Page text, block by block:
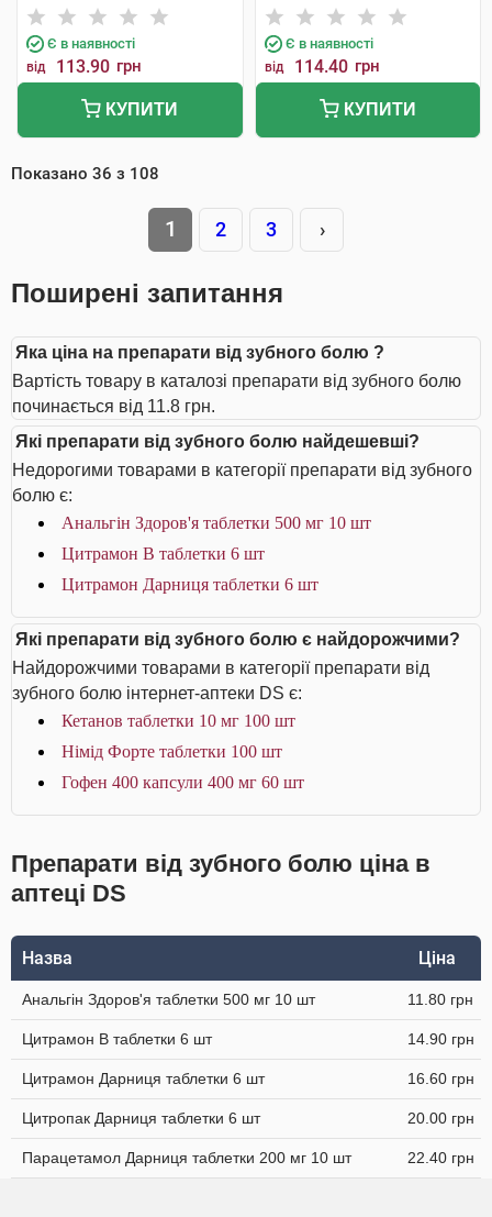
Інтернешнл
Є в наявності
від 113.90 грн
КУПИТИ
Інтернешнл
Є в наявності
від 114.40 грн
КУПИТИ
Показано 36 з 108
1 2 3 ›
Поширені запитання
Яка ціна на препарати від зубного болю ?
Вартість товару в каталозі препарати від зубного болю
починається від 11.8 грн.
Які препарати від зубного болю найдешевші?
Недорогими товарами в категорії препарати від зубного
болю є:
Анальгін Здоров'я таблетки 500 мг 10 шт
Цитрамон В таблетки 6 шт
Цитрамон Дарниця таблетки 6 шт
Які препарати від зубного болю є найдорожчими?
Найдорожчими товарами в категорії препарати від
зубного болю інтернет-аптеки DS є:
Кетанов таблетки 10 мг 100 шт
Німід Форте таблетки 100 шт
Гофен 400 капсули 400 мг 60 шт
Препарати від зубного болю ціна в
аптеці DS
Назва Ціна
Анальгін Здоров'я таблетки 500 мг 10 шт 11.80 грн
Цитрамон В таблетки 6 шт 14.90 грн
Цитрамон Дарниця таблетки 6 шт 16.60 грн
Цитропак Дарниця таблетки 6 шт 20.00 грн
Парацетамол Дарниця таблетки 200 мг 10 шт 22.40 грн